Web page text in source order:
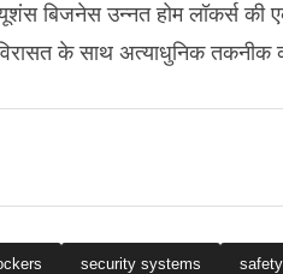
बिजनेस उन्नत होम लॉकर्स की
के साथ अत्याधुनिक तकनीक
security systems